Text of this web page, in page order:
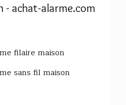
- achat-alarme.com
filaire maison
sans fil maison